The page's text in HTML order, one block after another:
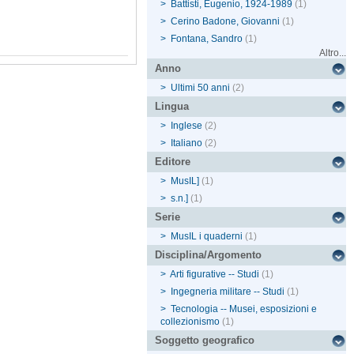
> Battisti, Eugenio, 1924-1989 (1)
> Cerino Badone, Giovanni (1)
> Fontana, Sandro (1)
Altro...
Anno
> Ultimi 50 anni (2)
Lingua
> Inglese (2)
>
Italiano (2)
Editore
> MusIL] (1)
> s.n.] (1)
Serie
> MusIL i quaderni (1)
Disciplina/Argomento
> Arti figurative -- Studi (1)
>
Ingegneria militare -- Studi (1)
> Tecnologia -- Musei, esposizioni e
collezionismo (1)
Soggetto geografico